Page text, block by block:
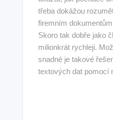
třeba dokážou
firemním
Skoro tak dobře jako
milionkrát rychleji.
snadné je takové
textových dat pomocí